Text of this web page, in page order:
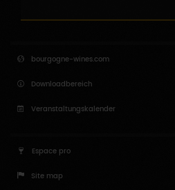
bourgogne-wines.com
Downloadbereich
Veranstaltungskalender
Espace pro
Site map